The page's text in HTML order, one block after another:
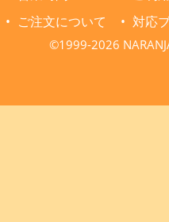
ご注文について
対応
©1999-2026